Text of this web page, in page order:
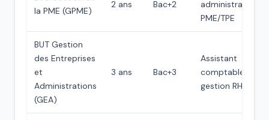
la PME (GPME)
2 ans Bac+2
administratif,
PME/TPE
BUT Gestion
des Entreprises
et
Administrations
(GEA)
3 ans Bac+3
Assistant
comptable,
gestion RH